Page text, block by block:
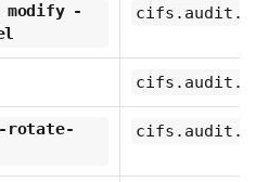
-
rotate-